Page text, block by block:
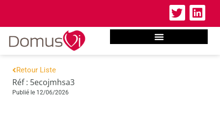
Retour Liste
Réf : 5ecojmhsa3
Publié le 12/06/2026